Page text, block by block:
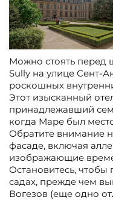
Можно стоять
Sully на улице Сент-
роскошных
Этот изысканный
принадлежавший
когда Маре был
Обратите внимание
фасаде, включая
изображающие
Остановитесь, чтобы
садах, прежде чем
Вогезов (еще одно